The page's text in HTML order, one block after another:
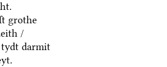
grothe
/
tydt darmit